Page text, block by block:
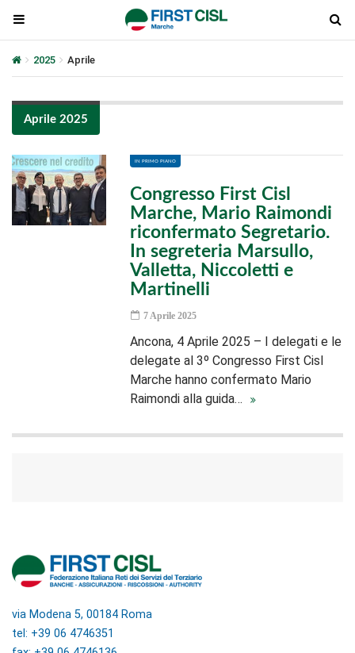
2025 Aprile
Aprile 2025
IN PRIMO PIANO
Congresso First Cisl
Marche, Mario Raimondi
riconfermato Segretario.
In segreteria Marsullo,
Valletta, Niccoletti e
Martinelli
7 Aprile 2025
Ancona, 4 Aprile 2025 – I delegati e le
delegate al 3º Congresso First Cisl
Marche hanno confermato Mario
Raimondi alla guida…
via Modena 5, 00184 Roma
tel: +39 06 4746351